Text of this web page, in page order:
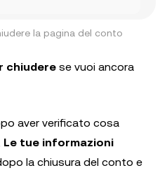
la pagina del conto
chiudere se vuoi ancora
aver verificato cosa
tue informazioni
la chiusura del conto e